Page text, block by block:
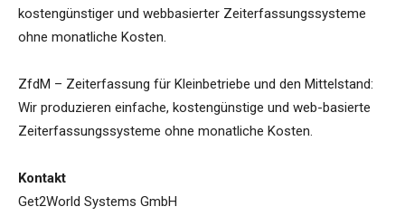
kostengünstiger und webbasierter Zeiterfassungssysteme
ohne monatliche Kosten.
ZfdM – Zeiterfassung für Kleinbetriebe und den Mittelstand:
Wir produzieren einfache, kostengünstige und web-basierte
Zeiterfassungssysteme ohne monatliche Kosten.
Kontakt
Get2World Systems GmbH